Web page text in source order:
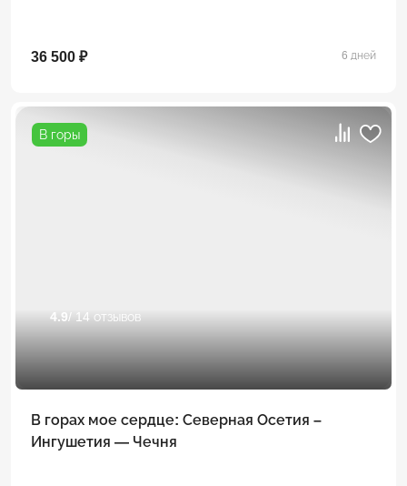
36 500 ₽ 6 дней
В горы
4.9 / 14 отзывов
В горах мое сердце: Северная Осетия –
Ингушетия — Чечня